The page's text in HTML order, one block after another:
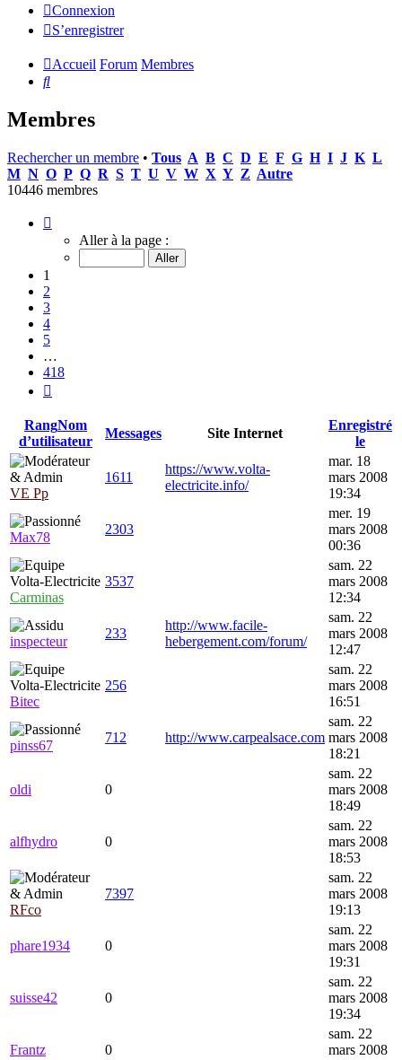
Connexion
S’enregistrer
Accueil Forum Membres
Rechercher
Membres
Rechercher un membre • Tous A B C D E F G H I J K L
M N O P Q R S T U V W X Y Z Autre
10446 membres
sur
Aller à la page :
1
2
3
4
5
…
418
RangNom
d’utilisateur
Messages Site Internet
Enregistré
le
VE Pp
1611
https://www.volta-
electricite.info/
mar. 18
mars 2008
19:34
Max78
2303
mer. 19
mars 2008
00:36
Carminas
3537
sam. 22
mars 2008
12:34
inspecteur
233
http://www.facile-
hebergement.com/forum/
sam. 22
mars 2008
12:47
Bitec
256
sam. 22
mars 2008
16:51
pinss67
712 http://www.carpealsace.com
sam. 22
mars 2008
18:21
oldi 0
sam. 22
mars 2008
18:49
alfhydro 0
sam. 22
mars 2008
18:53
RFco
7397
sam. 22
mars 2008
19:13
phare1934 0
sam. 22
mars 2008
19:31
suisse42 0
sam. 22
mars 2008
19:34
Frantz 0
sam. 22
mars 2008